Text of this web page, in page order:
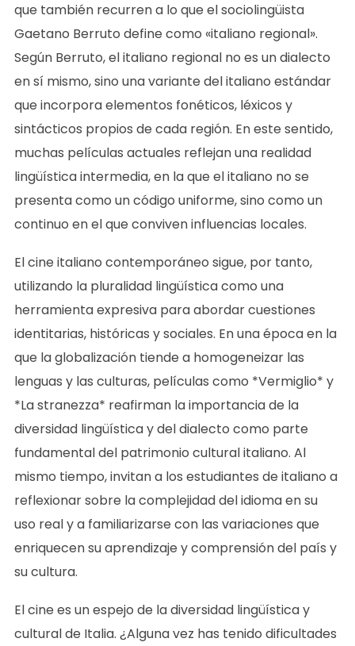
que también recurren a lo que el sociolingüista
Gaetano Berruto define como «italiano regional».
Según Berruto, el italiano regional no es un dialecto
en sí mismo, sino una variante del italiano estándar
que incorpora elementos fonéticos, léxicos y
sintácticos propios de cada región. En este sentido,
muchas películas actuales reflejan una realidad
lingüística intermedia, en la que el italiano no se
presenta como un código uniforme, sino como un
continuo en el que conviven influencias locales.
El cine italiano contemporáneo sigue, por tanto,
utilizando la pluralidad lingüística como una
herramienta expresiva para abordar cuestiones
identitarias, históricas y sociales. En una época en la
que la globalización tiende a homogeneizar las
lenguas y las culturas, películas como *Vermiglio* y
*La stranezza* reafirman la importancia de la
diversidad lingüística y del dialecto como parte
fundamental del patrimonio cultural italiano. Al
mismo tiempo, invitan a los estudiantes de italiano a
reflexionar sobre la complejidad del idioma en su
uso real y a familiarizarse con las variaciones que
enriquecen su aprendizaje y comprensión del país y
su cultura.
El cine es un espejo de la diversidad lingüística y
cultural de Italia. ¿Alguna vez has tenido dificultades